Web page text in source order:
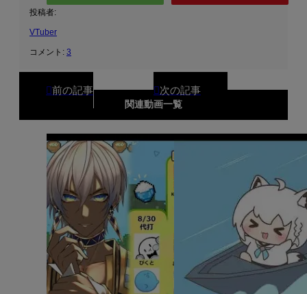
投稿者:
VTuber
コメント: 3
関連動画一覧